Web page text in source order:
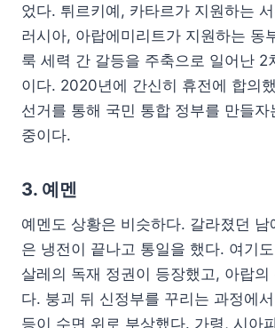
었다. 튀르키예, 카타르가 지원하는
러시아, 아랍에미리트가 지원하는 동
룩 세력 간 갈등을 주축으로 일어난 2
이다. 2020년에 간신히 휴전에 합의
선거를 통해 국민 통합 정부를 만들자
중이다.
3. 예멘
예멘도 상황은 비슷하다. 갈라졌던 남
은 냉전이 끝나고 통일을 했다. 여기
살레의 독재 정권이 등장했고, 아랍의
다. 붕괴 뒤 신정부를 꾸리는 과정에
등이 수면 위로 부상했다. 가령, 시아